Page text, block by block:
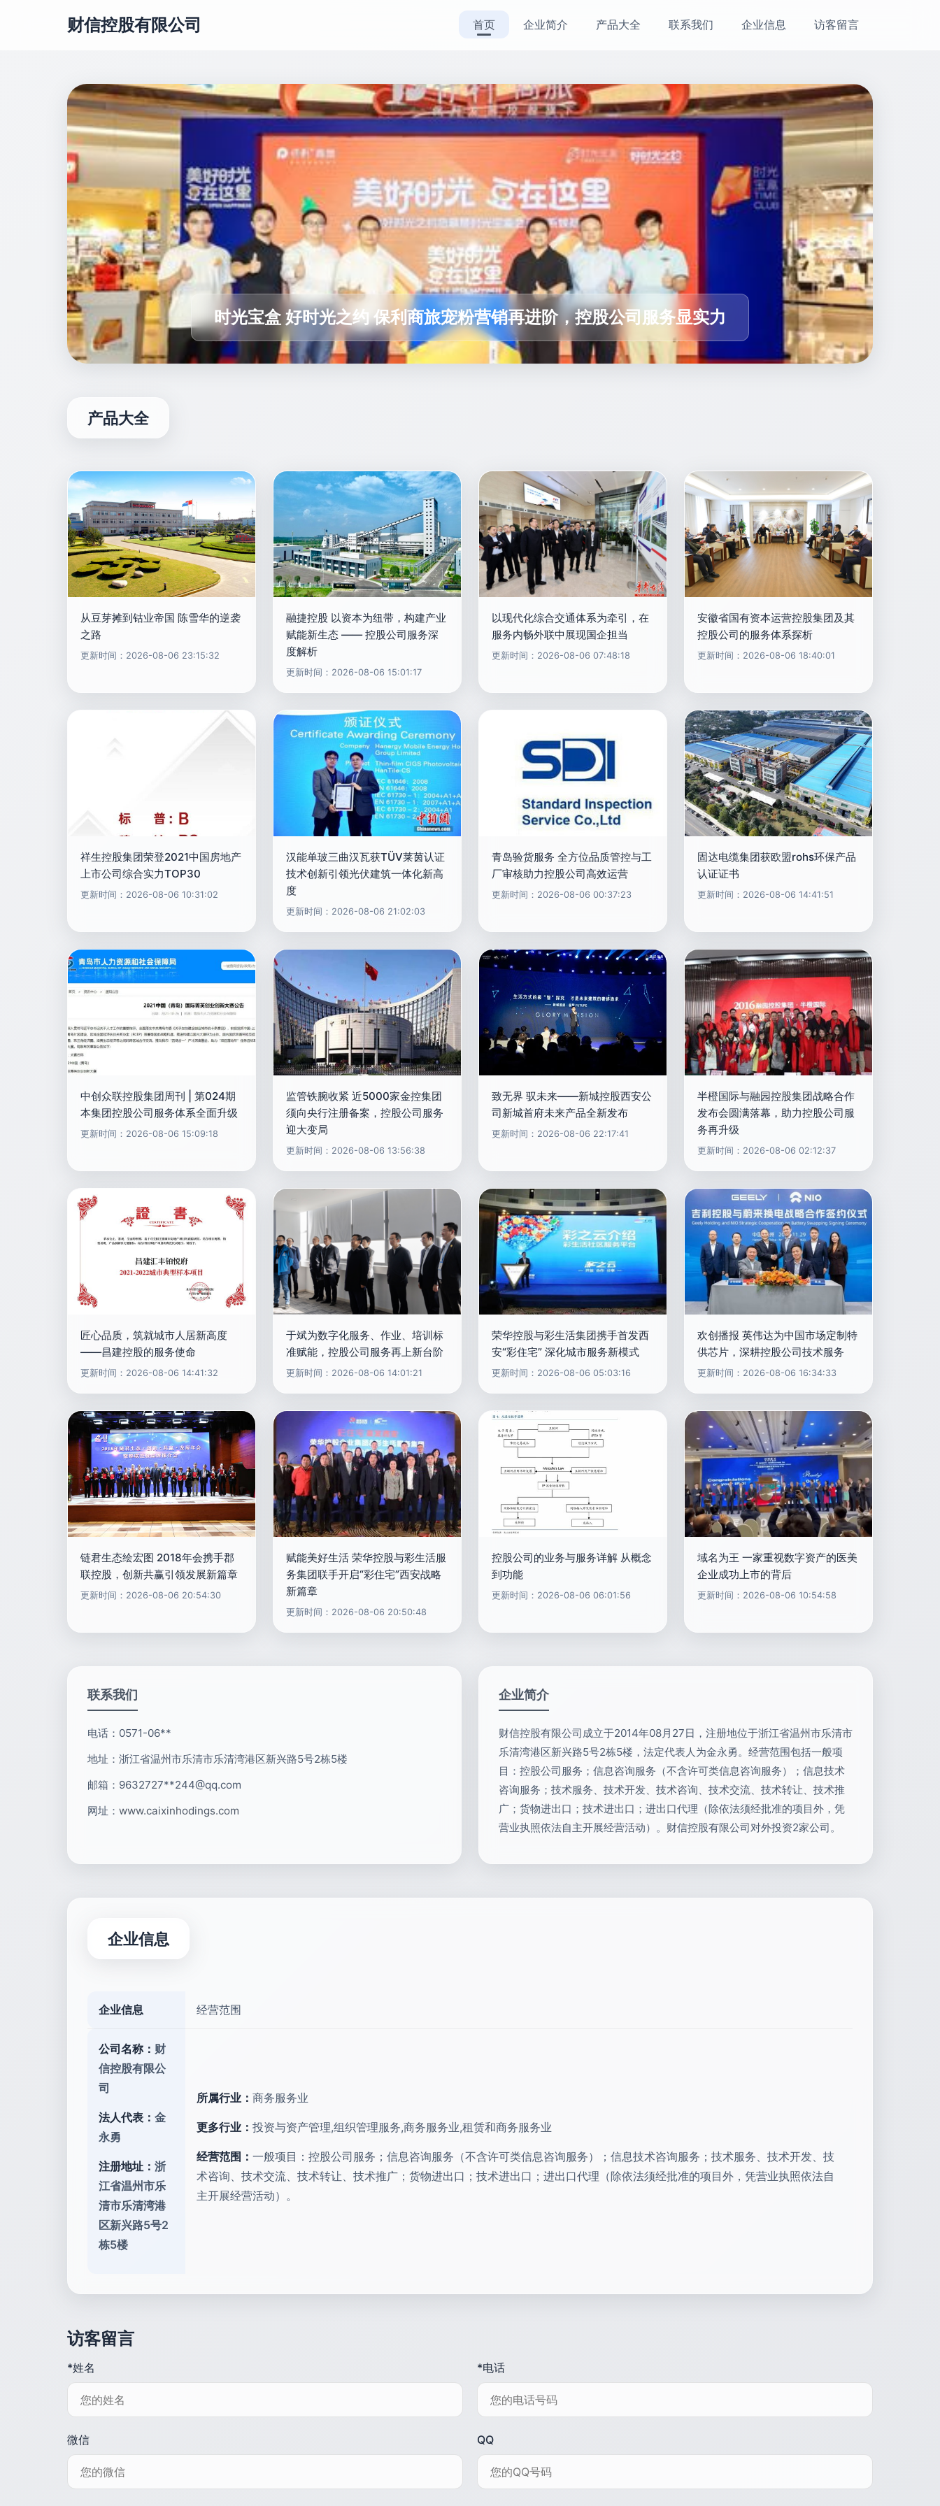
财信控股有限公司 首页 企业简介 产品大全 联系我们 企业信息 访客留言
时光宝盒 好时光之约 保利商旅宠粉营销再进阶，控股公司服务显实力
产品大全
从豆芽摊到钴业帝国 陈雪华的逆袭
之路
更新时间：2026-08-06 23:15:32
融捷控股 以资本为纽带，构建产业
赋能新生态 —— 控股公司服务深
度解析
更新时间：2026-08-06 15:01:17
以现代化综合交通体系为牵引，在
服务内畅外联中展现国企担当
更新时间：2026-08-06 07:48:18
安徽省国有资本运营控股集团及其
控股公司的服务体系探析
更新时间：2026-08-06 18:40:01
祥生控股集团荣登2021中国房地产
上市公司综合实力TOP30
更新时间：2026-08-06 10:31:02
汉能单玻三曲汉瓦获TÜV莱茵认证
技术创新引领光伏建筑一体化新高
度
更新时间：2026-08-06 21:02:03
青岛验货服务 全方位品质管控与工
厂审核助力控股公司高效运营
更新时间：2026-08-06 00:37:23
固达电缆集团获欧盟rohs环保产品
认证证书
更新时间：2026-08-06 14:41:51
中创众联控股集团周刊 | 第024期
本集团控股公司服务体系全面升级
更新时间：2026-08-06 15:09:18
监管铁腕收紧 近5000家金控集团
须向央行注册备案，控股公司服务
迎大变局
更新时间：2026-08-06 13:56:38
致无界 驭未来——新城控股西安公
司新城首府未来产品全新发布
更新时间：2026-08-06 22:17:41
半橙国际与融园控股集团战略合作
发布会圆满落幕，助力控股公司服
务再升级
更新时间：2026-08-06 02:12:37
匠心品质，筑就城市人居新高度
——昌建控股的服务使命
更新时间：2026-08-06 14:41:32
于斌为数字化服务、作业、培训标
准赋能，控股公司服务再上新台阶
更新时间：2026-08-06 14:01:21
荣华控股与彩生活集团携手首发西
安“彩住宅” 深化城市服务新模式
更新时间：2026-08-06 05:03:16
欢创播报 英伟达为中国市场定制特
供芯片，深耕控股公司技术服务
更新时间：2026-08-06 16:34:33
链君生态绘宏图 2018年会携手郡
联控股，创新共赢引领发展新篇章
更新时间：2026-08-06 20:54:30
赋能美好生活 荣华控股与彩生活服
务集团联手开启“彩住宅”西安战略
新篇章
更新时间：2026-08-06 20:50:48
控股公司的业务与服务详解 从概念
到功能
更新时间：2026-08-06 06:01:56
域名为王 一家重视数字资产的医美
企业成功上市的背后
更新时间：2026-08-06 10:54:58
联系我们
电话：0571-06**
地址：浙江省温州市乐清市乐清湾港区新兴路5号2栋5楼
邮箱：9632727**244@qq.com
网址： www.caixinhodings.com
企业简介
财信控股有限公司成立于2014年08月27日，注册地位于浙江省温州市乐清市
乐清湾港区新兴路5号2栋5楼，法定代表人为金永勇。经营范围包括一般项
目：控股公司服务；信息咨询服务（不含许可类信息咨询服务）；信息技术
咨询服务；技术服务、技术开发、技术咨询、技术交流、技术转让、技术推
广；货物进出口；技术进出口；进出口代理（除依法须经批准的项目外，凭
营业执照依法自主开展经营活动）。财信控股有限公司对外投资2家公司。
企业信息
企业信息 经营范围
公司名称： 财
信控股有限公
司
法人代表： 金
永勇
注册地址： 浙
江省温州市乐
清市乐清湾港
区新兴路5号2
栋5楼
所属行业： 商务服务业
更多行业： 投资与资产管理,组织管理服务,商务服务业,租赁和商务服务业
经营范围： 一般项目：控股公司服务；信息咨询服务（不含许可类信息咨询服务）；信息技术咨询服务；技术服务、技术开发、技
术咨询、技术交流、技术转让、技术推广；货物进出口；技术进出口；进出口代理（除依法须经批准的项目外，凭营业执照依法自
主开展经营活动）。
访客留言
*姓名 *电话
微信 QQ